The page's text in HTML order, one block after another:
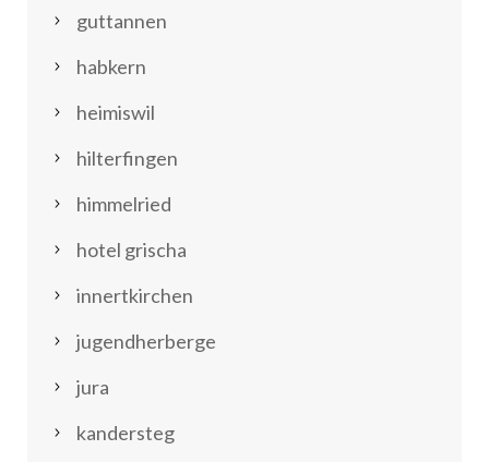
guttannen
habkern
heimiswil
hilterfingen
himmelried
hotel grischa
innertkirchen
jugendherberge
jura
kandersteg